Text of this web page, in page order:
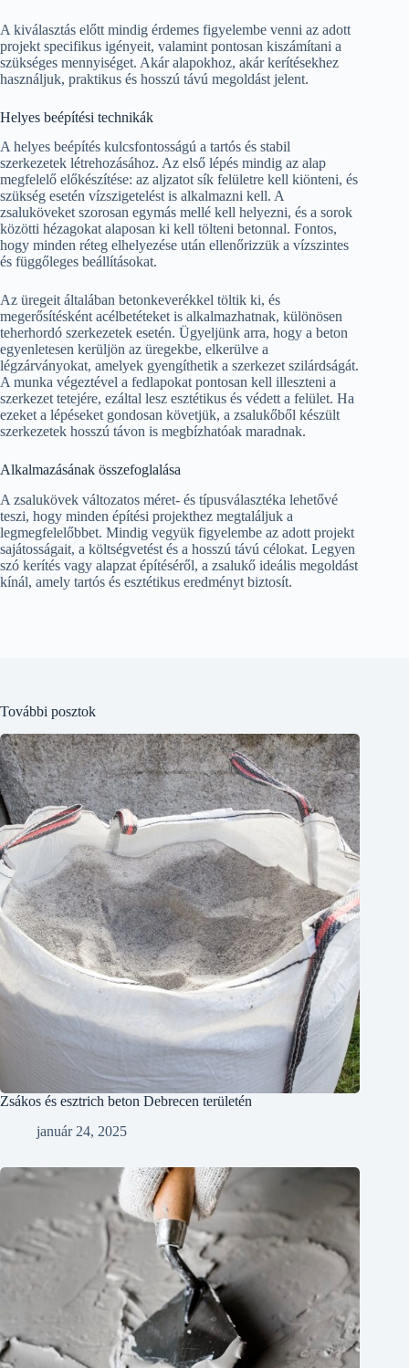
A kiválasztás előtt mindig érdemes figyelembe venni az adott
projekt specifikus igényeit, valamint pontosan kiszámítani a
szükséges mennyiséget. Akár alapokhoz, akár kerítésekhez
használjuk, praktikus és hosszú távú megoldást jelent.
Helyes beépítési technikák
A helyes beépítés kulcsfontosságú a tartós és stabil
szerkezetek létrehozásához. Az első lépés mindig az alap
megfelelő előkészítése: az aljzatot sík felületre kell kiönteni, és
szükség esetén vízszigetelést is alkalmazni kell. A
zsaluköveket szorosan egymás mellé kell helyezni, és a sorok
közötti hézagokat alaposan ki kell tölteni betonnal. Fontos,
hogy minden réteg elhelyezése után ellenőrizzük a vízszintes
és függőleges beállításokat.
Az üregeit általában betonkeverékkel töltik ki, és
megerősítésként acélbetéteket is alkalmazhatnak, különösen
teherhordó szerkezetek esetén. Ügyeljünk arra, hogy a beton
egyenletesen kerüljön az üregekbe, elkerülve a
légzárványokat, amelyek gyengíthetik a szerkezet szilárdságát.
A munka végeztével a fedlapokat pontosan kell illeszteni a
szerkezet tetejére, ezáltal lesz esztétikus és védett a felület. Ha
ezeket a lépéseket gondosan követjük, a zsalukőből készült
szerkezetek hosszú távon is megbízhatóak maradnak.
Alkalmazásának összefoglalása
A zsalukövek változatos méret- és típusválasztéka lehetővé
teszi, hogy minden építési projekthez megtaláljuk a
legmegfelelőbbet. Mindig vegyük figyelembe az adott projekt
sajátosságait, a költségvetést és a hosszú távú célokat. Legyen
szó kerítés vagy alapzat építéséről, a zsalukő ideális megoldást
kínál, amely tartós és esztétikus eredményt biztosít.
További posztok
Zsákos és esztrich beton Debrecen területén
január 24, 2025